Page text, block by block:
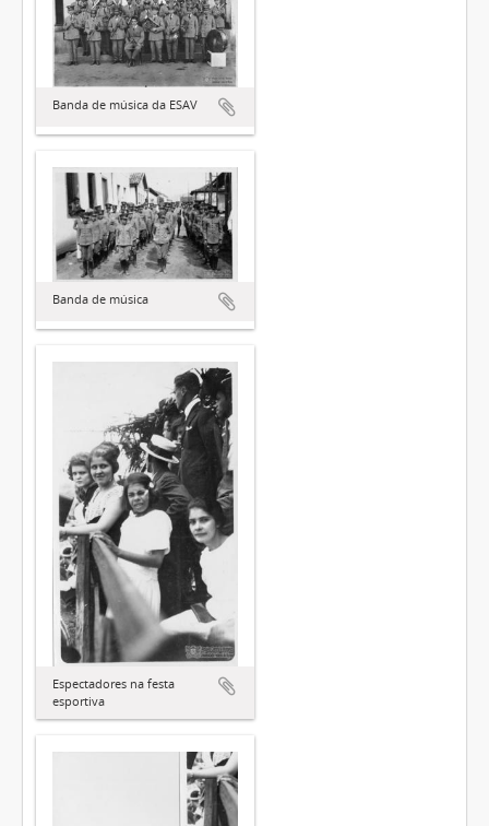
Banda de música da ESAV
Banda de música
Espectadores na festa
esportiva